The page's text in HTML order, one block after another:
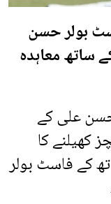
بولر حسن
ساتھ معاہدہ
علی کے
سیزن کے پہلے 6 میچز کھیلنے کا
کے فاسٹ بولر